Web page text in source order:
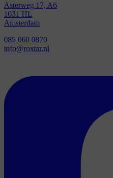
Asterweg 17, A6
1031 HL
Amsterdam
085 060 0870
info@roxtar.nl